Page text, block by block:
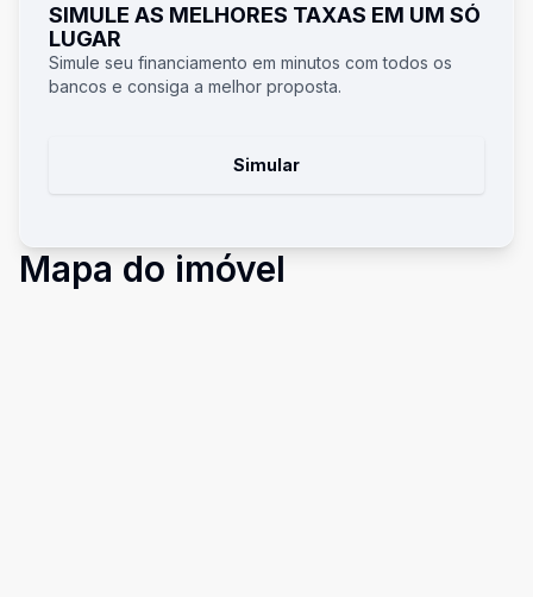
SIMULE AS MELHORES TAXAS EM UM SÓ
LUGAR
Simule seu financiamento em minutos com todos os
bancos e consiga a melhor proposta.
Simular
Mapa do imóvel